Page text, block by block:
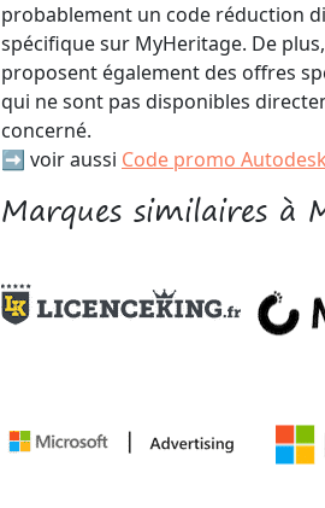
probablement un code réduction
spécifique sur MyHeritage. De
proposent également des offres
qui ne sont pas disponibles
concerné.
➡️ voir aussi Code promo Autodesk
Marques similaires à